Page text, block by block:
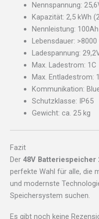
Nennspannung:
Kapazität: 2,5 kWh
Nennleistung: 100Ah
Lebensdauer: >8000
Ladespannung:
Max. Ladestrom: 1C
Max. Entladestrom:
Kommunikation:
Schutzklasse: IP65
Gewicht: ca. 25 kg
Fazit
Der 48V Batteriespeicher
perfekte Wahl für alle, die
und modernste
Speichersystem suchen.
Es gibt noch keine